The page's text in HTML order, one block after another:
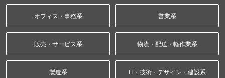
オフィス・事務系 営業系
販売・サービス系 物流・配送・軽作業系
製造系 IT・技術・デザイン・建設系